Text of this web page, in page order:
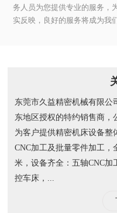
务人员为您提供专业的服务，
实反映，良好的服务将成为我
东莞市久益精密机械有限公
东地区授权的特约销售商，
为客户提供精密机床设备整
CNC加工及批量零件加工，
米，设备齐全：五轴CNC加
控车床，...